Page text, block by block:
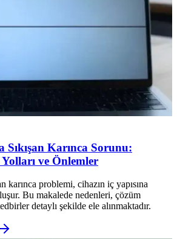
Karınca Sorunu:
ve Önlemler
karınca problemi, cihazın iç yapısına
Bu makalede nedenleri, çözüm
detaylı şekilde ele alınmaktadır.